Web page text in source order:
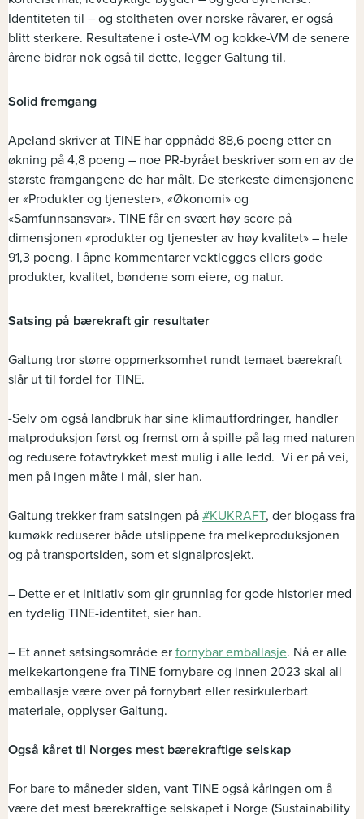
Identiteten til – og stoltheten over norske råvarer, er også
blitt sterkere. Resultatene i oste-VM og kokke-VM de senere
årene bidrar nok også til dette, legger Galtung til.
Solid fremgang
Apeland skriver at TINE har oppnådd 88,6 poeng etter en
økning på 4,8 poeng – noe PR-byrået beskriver som en av de
største framgangene de har målt. De sterkeste dimensjonene
er «Produkter og tjenester», «Økonomi» og
«Samfunnsansvar». TINE får en svært høy score på
dimensjonen «produkter og tjenester av høy kvalitet» – hele
91,3 poeng. I åpne kommentarer vektlegges ellers gode
produkter, kvalitet, bøndene som eiere, og natur.
Satsing på bærekraft gir resultater
Galtung tror større oppmerksomhet rundt temaet bærekraft
slår ut til fordel for TINE.
-Selv om også landbruk har sine klimautfordringer, handler
matproduksjon først og fremst om å spille på lag med naturen
og redusere fotavtrykket mest mulig i alle ledd. Vi er på vei,
men på ingen måte i mål, sier han.
Galtung trekker fram satsingen på #KUKRAFT, der biogass fra
kumøkk reduserer både utslippene fra melkeproduksjonen
og på transportsiden, som et signalprosjekt.
– Dette er et initiativ som gir grunnlag for gode historier med
en tydelig TINE-identitet, sier han.
– Et annet satsingsområde er fornybar emballasje. Nå er alle
melkekartongene fra TINE fornybare og innen 2023 skal all
emballasje være over på fornybart eller resirkulerbart
materiale, opplyser Galtung.
Også kåret til Norges mest bærekraftige selskap
For bare to måneder siden, vant TINE også kåringen om å
være det mest bærekraftige selskapet i Norge (Sustainability